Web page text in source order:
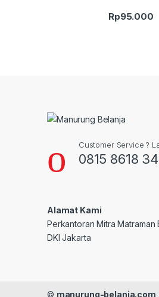
Rp95.000
Customer Service ?
0815 8618
Alamat Kami
Perkantoran Mitra Matraman
DKI Jakarta
© manurung-belanja.com